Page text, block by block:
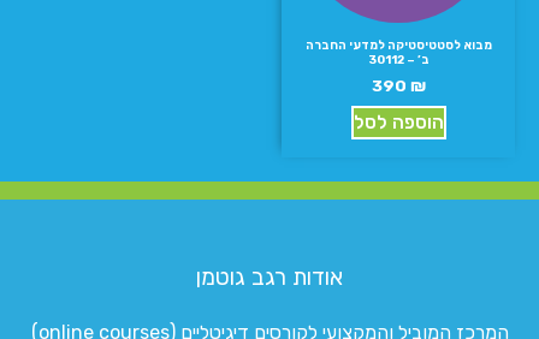
מבוא לסטטיסטיקה למדעי החברה
ב’ – 30112
390 ₪
הוספה לסל
אודות רגב גוטמן
המרכז המוביל והמקצועי לקורסים דיגיטליים (online courses)